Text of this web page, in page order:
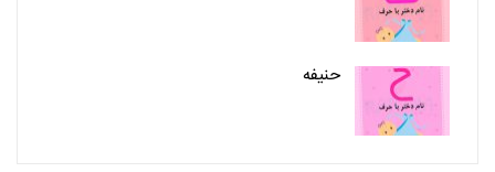
حنیفه